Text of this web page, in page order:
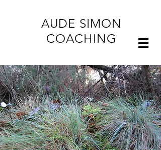
AUDE SIMON
COACHING